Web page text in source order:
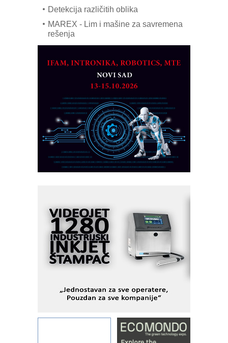
Detekcija različitih oblika
MAREX - Lim i mašine za savremena
rešenja
partner
CTO - Prilagodite svoju toplinsku
Razvoj asortimanskog pravca MINI-
PLC AKYTEC
AUKOM: Svetski standard metrologije
dostupan u Srbiji
MOTOMAN – NEXT-Robotika vođena
veštačkom inteligencijom
I.SAFE MOBILE revolucioniše
Fleksibilno stezanje i brzo
podešavanje u proizvodnji prototipova
KIP KOP – napredna rešenja za
savremene industrijske i logističke
objekte
Alba d.o.o. – 35 godina preciznosti u
IBeRTIM - oprema za ispitivanje
STAUFF – Komponente koje
povećavaju pouzdanost hidrauličkih